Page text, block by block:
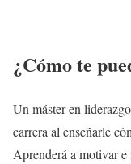
¿Cómo te
Un máster en
carrera al enseñarle
Aprenderá a motivar e